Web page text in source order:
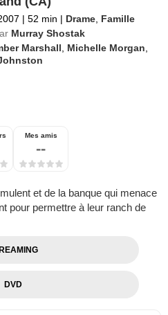
| 52 min | Drame, Famille
Murray Shostak
Marshall, Michelle Morgan,
Mes amis
--
et de la banque qui menace
pour permettre à leur ranch de
DVD